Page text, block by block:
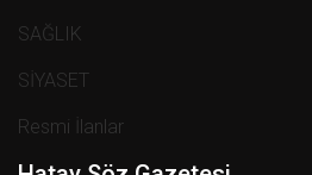
SAĞLIK
SİYASET
Resmi İlanlar